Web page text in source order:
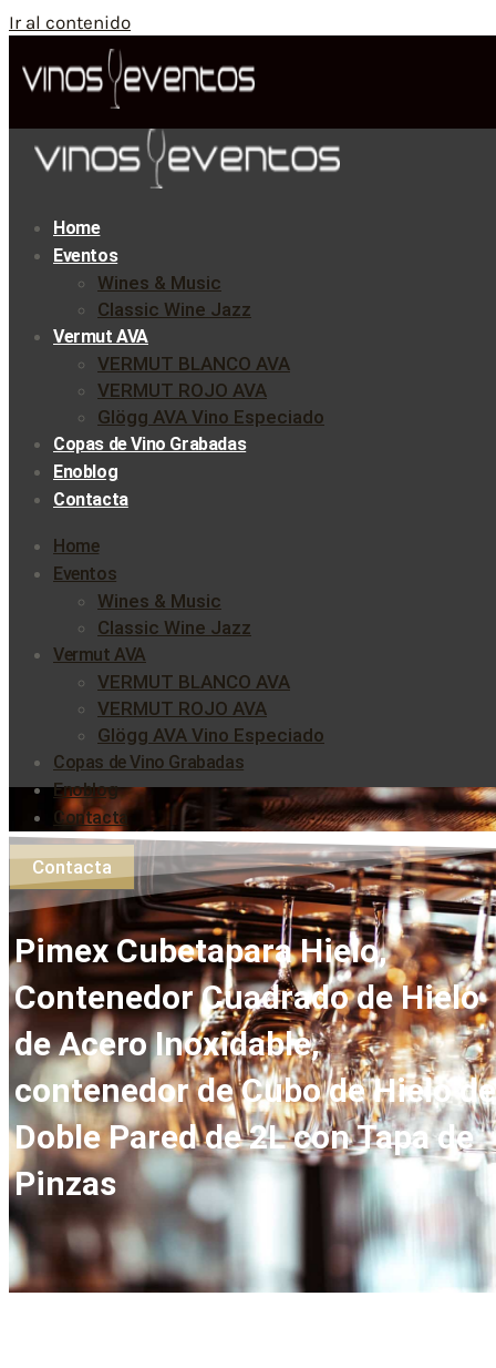
Ir al contenido
Home
Eventos
Wines & Music
Classic Wine Jazz
Vermut AVA
VERMUT BLANCO AVA
VERMUT ROJO AVA
Glögg AVA Vino Especiado
Copas de Vino Grabadas
Enoblog
Contacta
Home
Eventos
Wines & Music
Classic Wine Jazz
Vermut AVA
VERMUT BLANCO AVA
VERMUT ROJO AVA
Glögg AVA Vino Especiado
Copas de Vino Grabadas
Enoblog
Contacta
Contacta
Pimex Cubeta​para Hielo,
Contenedor Cuadrado de Hielo
de Acero Inoxidable,
contenedor de Cubo de Hielo de
Doble Pared de 2L con Tapa de
Pinzas